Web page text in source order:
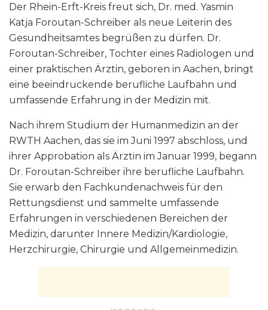
Der Rhein-Erft-Kreis freut sich, Dr. med. Yasmin
Katja Foroutan-Schreiber als neue Leiterin des
Gesundheitsamtes begrüßen zu dürfen. Dr.
Foroutan-Schreiber, Tochter eines Radiologen und
einer praktischen Ärztin, geboren in Aachen, bringt
eine beeindruckende berufliche Laufbahn und
umfassende Erfahrung in der Medizin mit.
Nach ihrem Studium der Humanmedizin an der
RWTH Aachen, das sie im Juni 1997 abschloss, und
ihrer Approbation als Ärztin im Januar 1999, begann
Dr. Foroutan-Schreiber ihre berufliche Laufbahn.
Sie erwarb den Fachkundenachweis für den
Rettungsdienst und sammelte umfassende
Erfahrungen in verschiedenen Bereichen der
Medizin, darunter Innere Medizin/Kardiologie,
Herzchirurgie, Chirurgie und Allgemeinmedizin.